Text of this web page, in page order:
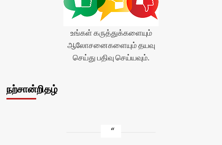
உங்கள் கருத்துக்களையும்
ஆலோசனைகளையும் தயவு
செய்து பதிவு செய்யவும்.
நற்சான்றிதழ்